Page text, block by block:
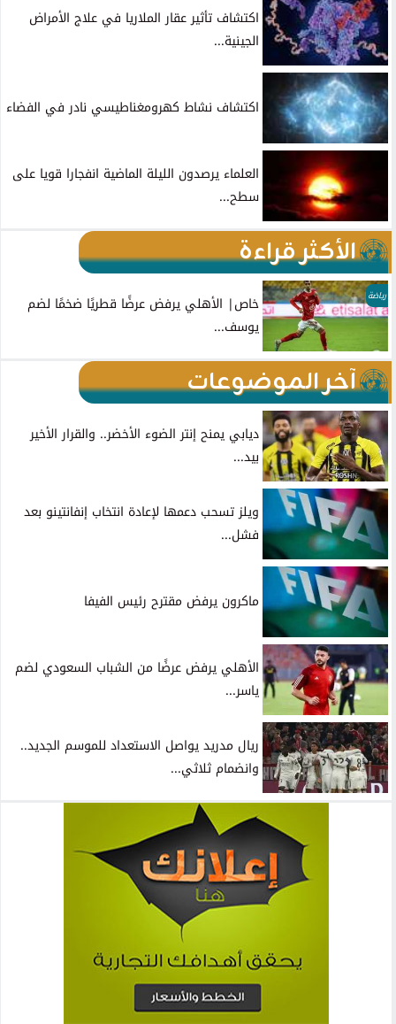
اكتشاف تأثير عقار الملاريا في علاج الأمراض
الجينية...
اكتشاف نشاط كهرومغناطيسي نادر في الفضاء
العلماء يرصدون الليلة الماضية انفجارا قويا على
سطح...
الأكثر قراءة
رياضة
خاص| الأهلي يرفض عرضًا قطريًا ضخمًا لضم
يوسف...
آخر الموضوعات
ديابي يمنح إنتر الضوء الأخضر.. والقرار الأخير
بيد...
ويلز تسحب دعمها لإعادة انتخاب إنفانتينو بعد
فشل...
ماكرون يرفض مقترح رئيس الفيفا
الأهلي يرفض عرضًا من الشباب السعودي لضم
ياسر...
ريال مدريد يواصل الاستعداد للموسم الجديد..
وانضمام ثلاثي...